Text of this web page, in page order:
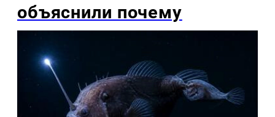
объяснили почему